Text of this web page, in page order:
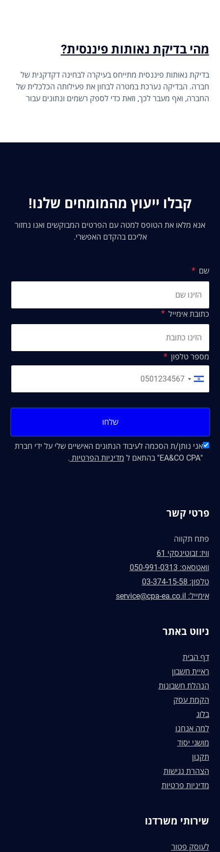
מהי בדיקת נאותות פיננסית?
בדיקת נאותות פיננסית מתייחס בעיקרה לבחינה דקדקנית של
חברה. הבדיקה נערכת במטרה לבחון את פעילותה הכלכלית של
החברה, ואף מעבר לכך, וזאת כדי לספק רשמים ונתונים עבור
קבלו ייעוץ מהמומחים שלנו!
אנא מלאו את הטופס למטה עם הפרטים המבוקשים ואנו נחזור
אליכם בהקדם האפשרי.
שם
כתובת אימייל
מספר טלפון
שלחו
אני נותן/ת הסכמה לעיבוד הנתונים האישיים שלי על ידי חברת
"EA&CO CPA" בהתאם ל
מדיניות הפרטיות .
פרטי קשר
פתח תקווה
וויז: זבוטינסקי 61
וואטסאפ: 050-991-0313
טלפון: 03-374-15-58
אימייל: service@cpa-ea.co.il
ניווט באתר
דף הבית
ראיית חשבון
הנהלת חשבונות
הקמת עסק
בלוג
למה אנחנו
מושגי יסוד
תקנון
הצהרת נגישות
מדיניות פרטיות
שירותי משרדנו
לעוסק פטור